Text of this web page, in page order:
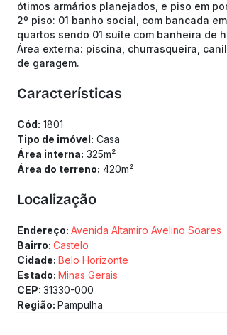
ótimos armários planejados, e piso em
2º piso: 01 banho social, com bancada
quartos sendo 01 suíte com banheira de
Área externa: piscina, churrasqueira,
de garagem.
Características
Cód: 1801
Tipo de imóvel: Casa
Área interna: 325m²
Área do terreno: 420m²
Localização
Endereço: Avenida Altamiro Avelino Soares
Bairro: Castelo
Cidade: Belo Horizonte
Estado: Minas Gerais
CEP: 31330-000
Região: Pampulha